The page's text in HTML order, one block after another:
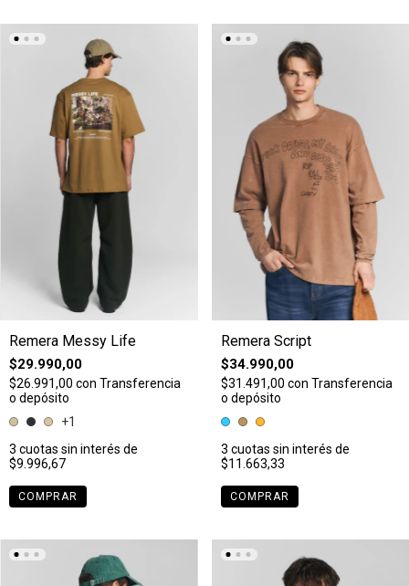
Remera Messy Life
$29.990,00
$26.991,00 con Transferencia
o depósito
+1
3 cuotas sin interés de
$9.996,67
COMPRAR
Remera Script
$34.990,00
$31.491,00 con Transferencia
o depósito
3 cuotas sin interés de
$11.663,33
COMPRAR